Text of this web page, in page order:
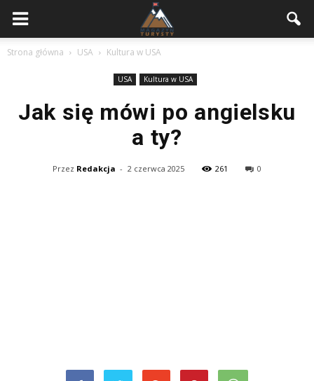
Strona główna USA Kultura w USA
USA Kultura w USA
Jak się mówi po angielsku
a ty?
Przez Redakcja - 2 czerwca 2025 261 0